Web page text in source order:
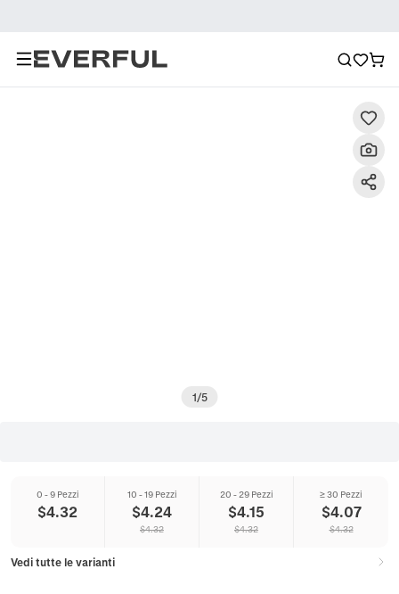
1/5
0 - 9 Pezzi
$4.32
10 - 19 Pezzi
$4.24
$4.32
20 - 29 Pezzi
$4.15
$4.32
≥ 30 Pezzi
$4.07
$4.32
Vedi tutte le varianti